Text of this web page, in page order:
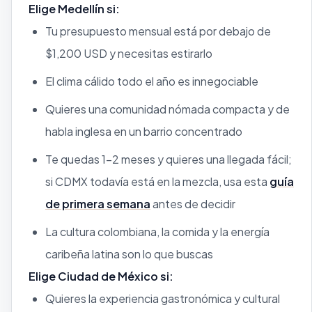
Elige Medellín si:
Tu presupuesto mensual está por debajo de
$1,200 USD y necesitas estirarlo
El clima cálido todo el año es innegociable
Quieres una comunidad nómada compacta y de
habla inglesa en un barrio concentrado
Te quedas 1–2 meses y quieres una llegada fácil;
si CDMX todavía está en la mezcla, usa esta guía
de primera semanaantes de decidir
La cultura colombiana, la comida y la energía
caribeña latina son lo que buscas
Elige Ciudad de México si:
Quieres la experiencia gastronómica y cultural